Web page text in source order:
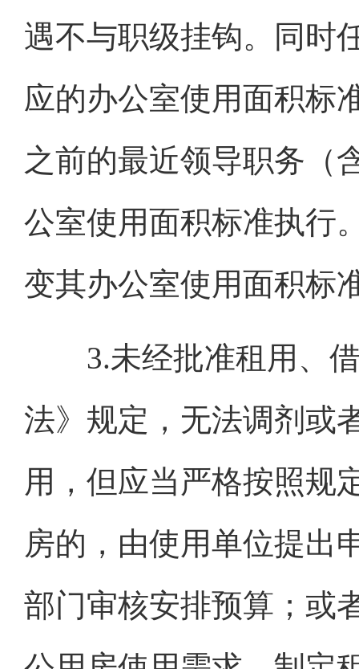
遇不与职级挂钩。同时
应的办公室使用面积标
之前的最近领导职务（
公室使用面积标准执行
变其办公室使用面积标
3.未经批准租用、借
法》规定，无法调剂或
用，但应当严格按照规
房的，由使用单位提出
部门审核安排预算；或